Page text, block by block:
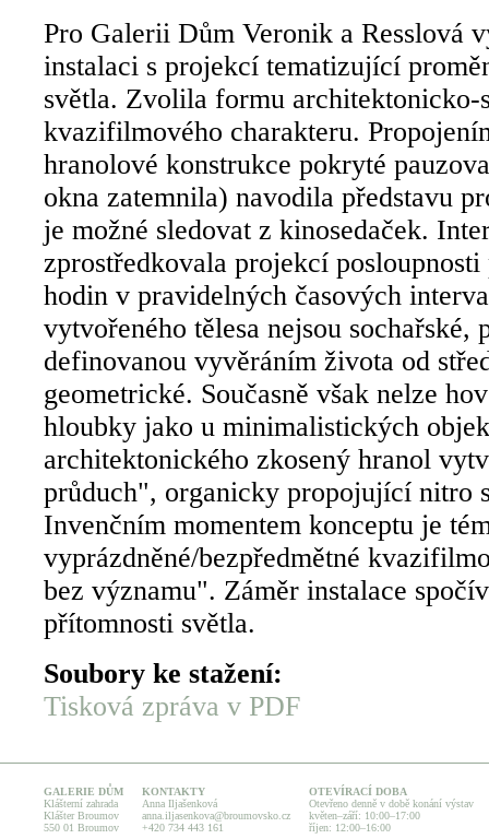
Pro Galerii Dům Veronik a Resslová
instalaci s projekcí tematizující
světla. Zvolila formu architektonicko-
kvazifilmového charakteru.
hranolové konstrukce pokryté
okna zatemnila) navodila představu
je možné sledovat z kinosedaček.
zprostředkovala projekcí
hodin v pravidelných časových
vytvořeného tělesa nejsou sochařské,
definovanou vyvěráním života od
geometrické. Současně však nelze
hloubky jako u minimalistických
architektonického zkosený hranol
průduch", organicky propojující nitro
Invenčním momentem konceptu je
vyprázdněné/bezpředmětné
bez významu". Záměr instalace
přítomnosti světla.
Soubory ke stažení:
Tisková zpráva v PDF
GALERIE DŮM
Klášterní zahrada
Klášter Broumov
550 01 Broumov
KONTAKTY
Anna Iljašenková
anna.iljasenkova@broumovsko.cz
+420 734 443 161
OTEVÍRACÍ DOBA
Otevřeno denně v době konání výstav
květen–září: 10:00–17:00
říjen: 12:00–16:00